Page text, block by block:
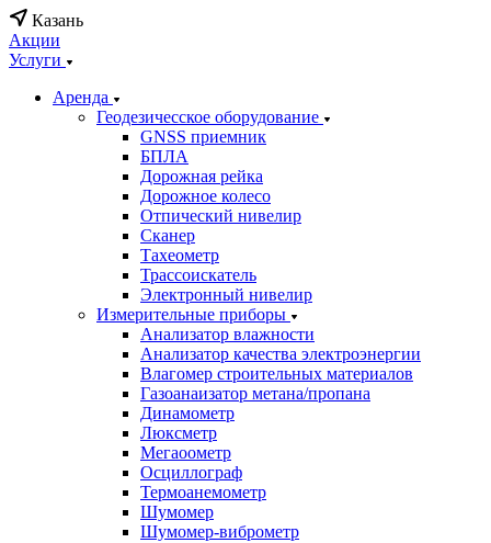
Казань
Акции
Услуги
Аренда
Геодезичесское оборудование
GNSS приемник
БПЛА
Дорожная рейка
Дорожное колесо
Отпический нивелир
Сканер
Тахеометр
Трассоискатель
Электронный нивелир
Измерительные приборы
Анализатор влажности
Анализатор качества электроэнергии
Влагомер строительных материалов
Газоанаизатор метана/пропана
Динамометр
Люксметр
Мегаоометр
Осциллограф
Термоанемометр
Шумомер
Шумомер-виброметр